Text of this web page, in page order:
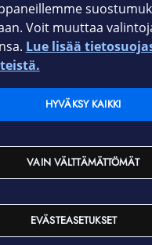
Voit muuttaa
Lue lisää
EVÄSTEASETUKSET
VAIN VÄLTTÄMÄTTÖMÄT
HYVÄKSY KAIKKI